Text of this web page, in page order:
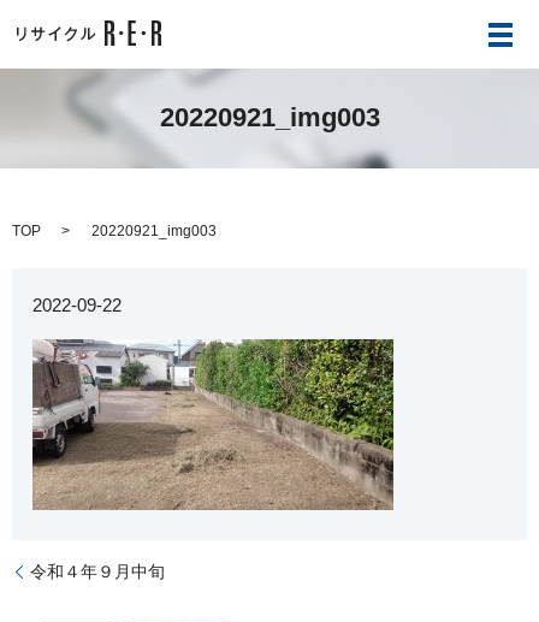
メ
20220921_img003
TOP 20220921_img003
2022-09-22
令和４年９月中旬